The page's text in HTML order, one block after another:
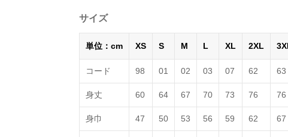
サイズ
単位：cm XS S M L XL 2XL
コード 98 01 02 03 07 62 63
身丈 60 64 67 70 73 76 76
身巾 47 50 53 56 59 62 67